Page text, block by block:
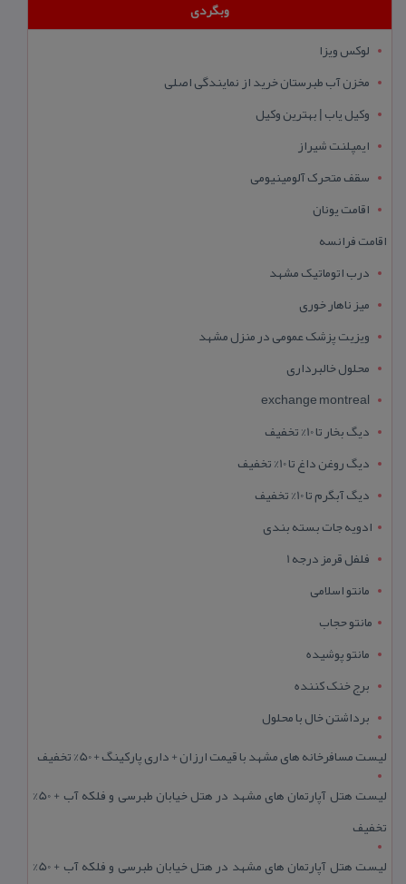
وبگردی
لوکس ویزا
مخزن آب طبرستان خرید از نمایندگی اصلی
وکیل یاب | بهترین وکیل
ایمپلنت شیراز
سقف متحرک آلومینیومی
اقامت یونان
اقامت فرانسه
درب اتوماتیک مشهد
میز ناهار خوری
ویزیت پزشک عمومی در منزل مشهد
محلول خالبرداری
exchange montreal
دیگ بخار تا 10% تخفیف
دیگ روغن داغ تا 10% تخفیف
دیگ آبگرم تا 10% تخفیف
ادویه جات بسته بندی
فلفل قرمز درجه 1
مانتو اسلامی
مانتو حجاب
مانتو پوشیده
برج خنک کننده
برداشتن خال با محلول
لیست مسافرخانه های مشهد با قیمت ارزان + داری پارکینگ + 50% تخفیف
لیست هتل آپارتمان های مشهد در هتل خیابان طبرسی و فلکه آب + 50%
تخفیف
لیست هتل آپارتمان های مشهد در هتل خیابان طبرسی و فلکه آب + 50%